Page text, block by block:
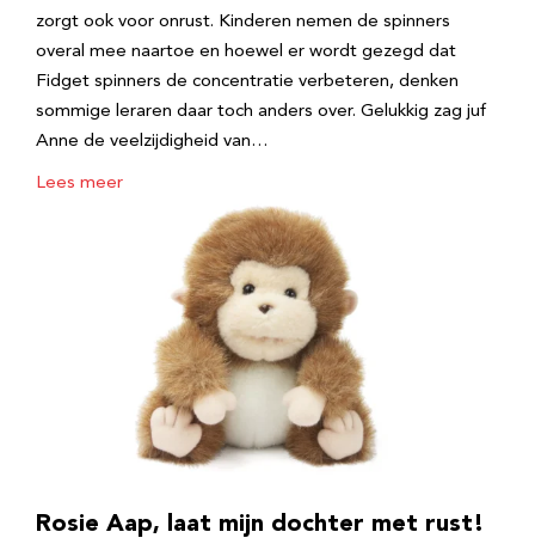
zorgt ook voor onrust. Kinderen nemen de spinners
overal mee naartoe en hoewel er wordt gezegd dat
Fidget spinners de concentratie verbeteren, denken
sommige leraren daar toch anders over. Gelukkig zag juf
Anne de veelzijdigheid van…
Lees meer
Rosie Aap, laat mijn dochter met rust!